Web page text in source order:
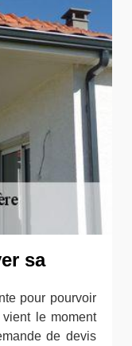
sa
pour pourvoir
vient le moment
de devis